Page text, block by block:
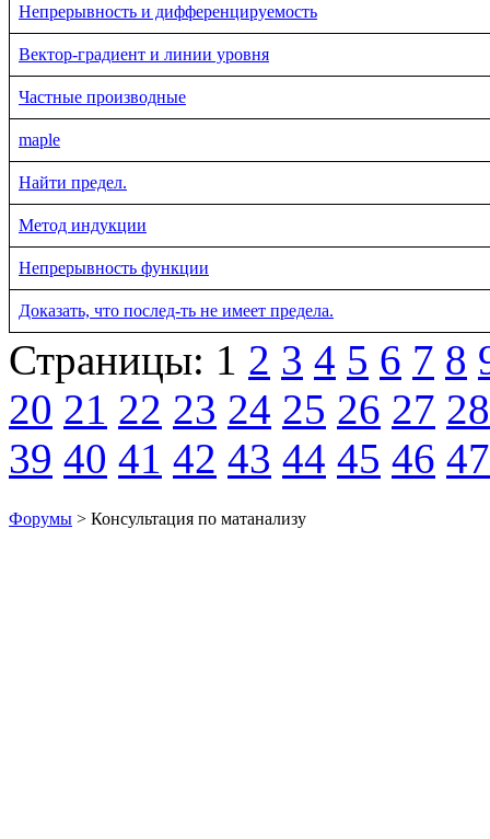
Непрерывность и дифференцируемость
Вектор-градиент и линии уровня
Частные производные
maple
Найти предел.
Метод индукции
Непрерывность функции
Доказать, что послед-ть не имеет предела.
Страницы: 1 2 3 4 5 6 7 8
20 21 22 23 24 25 26 27 28
39 40 41 42 43 44 45 46 47
Форумы > Консультация по матанализу